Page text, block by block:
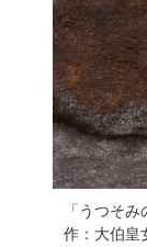
「うつそ
作：大伯皇